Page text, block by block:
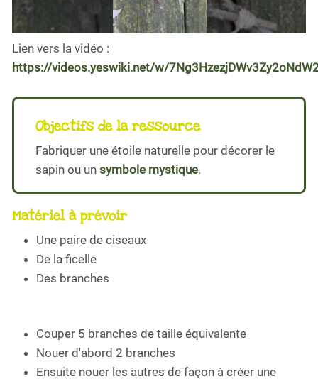
Lien vers la vidéo :
https://videos.yeswiki.net/w/
Objectifs de la ressource
Fabriquer une étoile naturelle pour décorer le
sapin ou un symbole mystique.
Matériel à prévoir
Une paire de ciseaux
De la ficelle
Des branches
Couper 5 branches de taille équivalente
Nouer d'abord 2 branches
Ensuite nouer les autres de façon à créer une